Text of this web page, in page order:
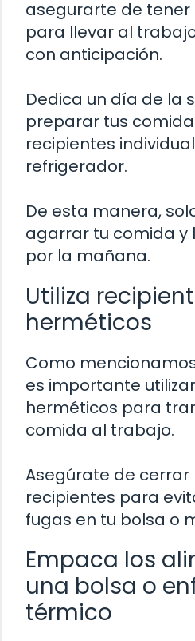
asegurarte de tener
para llevar al
con anticipación.
Dedica un día de la
preparar tus
recipientes
refrigerador.
De esta manera,
agarrar tu comida y
por la mañana.
Utiliza
herméticos
Como
es importante
herméticos para
comida al trabajo.
Asegúrate de cerrar
recipientes para
fugas en tu bolsa o
Empaca los
una bolsa o
térmico